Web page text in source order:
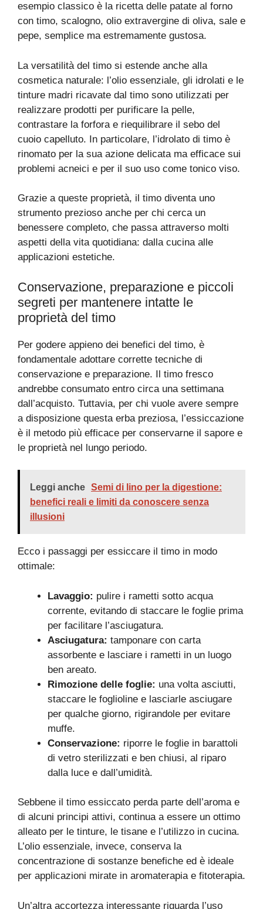
esempio classico è la ricetta delle patate al forno
con timo, scalogno, olio extravergine di oliva, sale e
pepe, semplice ma estremamente gustosa.
La versatilità del timo si estende anche alla
cosmetica naturale: l’olio essenziale, gli idrolati e le
tinture madri ricavate dal timo sono utilizzati per
realizzare prodotti per purificare la pelle,
contrastare la forfora e riequilibrare il sebo del
cuoio capelluto. In particolare, l’idrolato di timo è
rinomato per la sua azione delicata ma efficace sui
problemi acneici e per il suo uso come tonico viso.
Grazie a queste proprietà, il timo diventa uno
strumento prezioso anche per chi cerca un
benessere completo, che passa attraverso molti
aspetti della vita quotidiana: dalla cucina alle
applicazioni estetiche.
Conservazione, preparazione e piccoli
segreti per mantenere intatte le
proprietà del timo
Per godere appieno dei benefici del timo, è
fondamentale adottare corrette tecniche di
conservazione e preparazione. Il timo fresco
andrebbe consumato entro circa una settimana
dall’acquisto. Tuttavia, per chi vuole avere sempre
a disposizione questa erba preziosa, l’essiccazione
è il metodo più efficace per conservarne il sapore e
le proprietà nel lungo periodo.
Leggi anche Semi di lino per la digestione:
benefici reali e limiti da conoscere senza
illusioni
Ecco i passaggi per essiccare il timo in modo
ottimale:
Lavaggio: pulire i rametti sotto acqua
corrente, evitando di staccare le foglie prima
per facilitare l’asciugatura.
Asciugatura: tamponare con carta
assorbente e lasciare i rametti in un luogo
ben areato.
Rimozione delle foglie: una volta asciutti,
staccare le foglioline e lasciarle asciugare
per qualche giorno, rigirandole per evitare
muffe.
Conservazione: riporre le foglie in barattoli
di vetro sterilizzati e ben chiusi, al riparo
dalla luce e dall’umidità.
Sebbene il timo essiccato perda parte dell’aroma e
di alcuni principi attivi, continua a essere un ottimo
alleato per le tinture, le tisane e l’utilizzo in cucina.
L’olio essenziale, invece, conserva la
concentrazione di sostanze benefiche ed è ideale
per applicazioni mirate in aromaterapia e fitoterapia.
Un’altra accortezza interessante riguarda l’uso